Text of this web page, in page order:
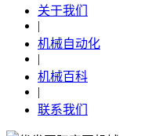
关于我们
|
机械自动化
|
机械百科
|
联系我们